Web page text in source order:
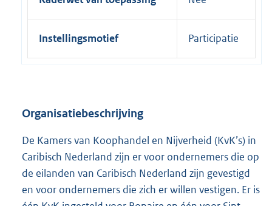
Instellingsmotief Participatie
Organisatiebeschrijving
De Kamers van Koophandel en Nijverheid (KvK’s) in
Caribisch Nederland zijn er voor ondernemers die op
de eilanden van Caribisch Nederland zijn gevestigd
en voor ondernemers die zich er willen vestigen. Er is